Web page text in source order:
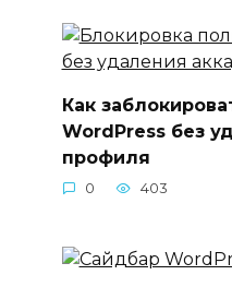
Как
WordPress без
профиля
0 403